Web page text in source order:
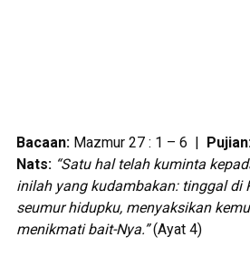
Bacaan: Mazmur 27 : 1 – 6 |
Nats: “Satu hal telah kuminta
inilah yang kudambakan: tinggal di
seumur hidupku, menyaksikan
menikmati bait-Nya.”(Ayat 4)